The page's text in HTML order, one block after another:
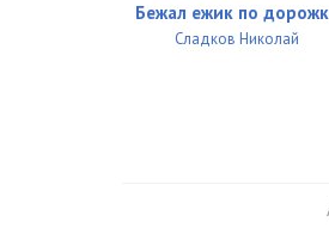
Бежал ежик по
Сладков Николай